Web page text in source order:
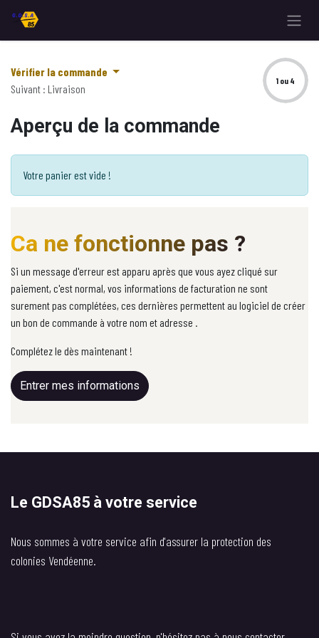
Vérifier la commande
Suivant : Livraison
1 ou 4
Aperçu de la commande
Votre panier est vide !
Ca ne fonctionne pas ?
Si un message d'erreur est apparu après que vous ayez cliqué sur
paiement, c'est normal, vos informations de facturation ne sont
surement pas complétées, ces dernières permettent au logiciel de créer
un bon de commande à votre nom et adresse .
Complétez le dès maintenant !
Entrer mes informations
Le GDSA85 à votre service
Nous sommes à votre service afin d'assurer la protection des
colonies Vendéenne.